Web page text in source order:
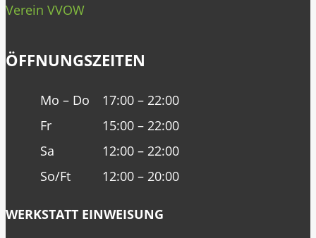
Verein VVOW
ÖFFNUNGSZEITEN
Mo – Do
17:00 – 22:00
Fr
15:00 – 22:00
Sa
12:00 – 22:00
So/Ft
12:00 – 20:00
WERKSTATT EINWEISUNG